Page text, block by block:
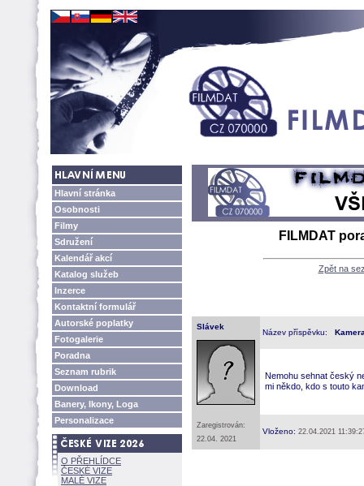
Hlavní stránka
Osobnosti
Filmy
Sdružení
Kalendář akcí
Katalog služeb
Inzerce
Kontaktní formulář
Autorské poplatky
Fotogalerie
Poradna
Seznam rubrik
Download
Banery, Ikony, Loga
Personalizace
O PŘEHLÍDCE
ČESKÉ VIZE
MALÉ VIZE
FILMDAT
Zpět na
Slávek
Zaregistrován:
22.04. 2021
Název příspěvku:
Nemohu sehnat český
mi někdo, kdo s touto
Vloženo: 22.04.2021